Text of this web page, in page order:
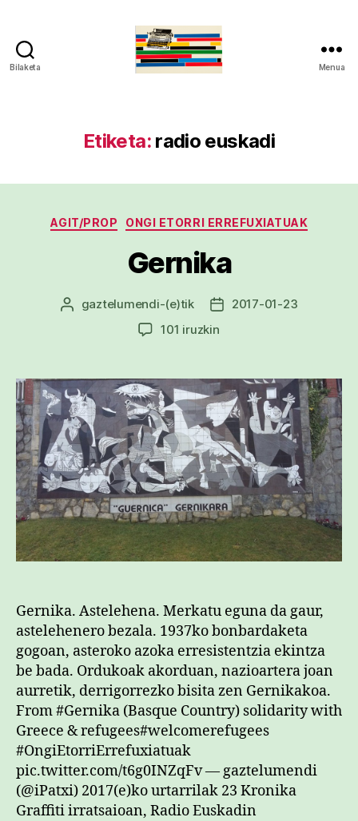
Bilaketa Menua
Etiketa: radio euskadi
Kategoriak
AGIT/PROP ONGI ETORRI ERREFUXIATUAK
Gernika
Argitalpenaren
gaztelumendi-(e)tik
Argitalpenaren
2017-01-23
101 iruzkinGernika
Gernika. Astelehena. Merkatu eguna da gaur,
astelehenero bezala. 1937ko bonbardaketa
gogoan, asteroko azoka erresistentzia ekintza
be bada. Ordukoak akorduan, nazioartera joan
aurretik, derrigorrezko bisita zen Gernikakoa.
From #Gernika (Basque Country) solidarity with
Greece & refugees#welcomerefugees
#OngiEtorriErrefuxiatuak
pic.twitter.com/t6g0INZqFv — gaztelumendi
(@iPatxi) 2017(e)ko urtarrilak 23 Kronika
Graffiti irratsaioan, Radio Euskadin